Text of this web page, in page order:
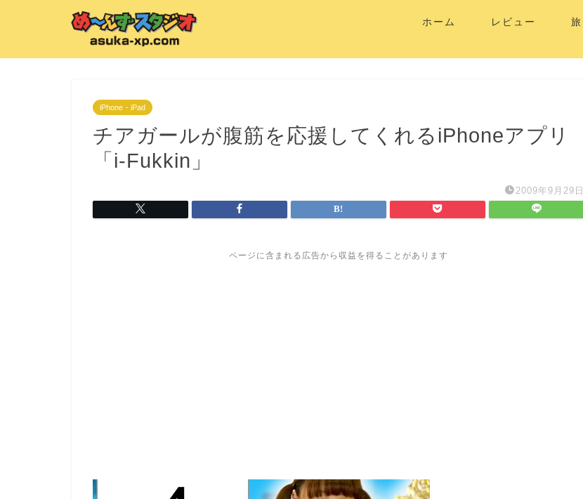
ホーム レビュー 旅
iPhone・iPad
チアガールが腹筋を応援してくれるiPhoneアプリ
「i-Fukkin」
2009年9月29日
ページに含まれる広告から収益を得ることがあります